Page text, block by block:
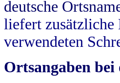
deutsche
liefert zusätzliche
verwendeten
Ortsangaben bei